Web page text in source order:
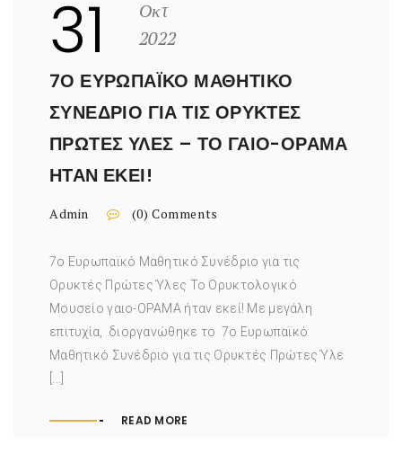
31
Οκτ
2022
7Ο ΕΥΡΩΠΑΪΚΌ ΜΑΘΗΤΙΚΌ
ΣΥΝΈΔΡΙΟ ΓΙΑ ΤΙΣ ΟΡΥΚΤΈΣ
ΠΡΏΤΕΣ ΎΛΕΣ – ΤΟ ΓΑΙΟ-ΟΡΑΜΑ
ΉΤΑΝ ΕΚΕΊ!
Admin (0) Comments
7ο Ευρωπαϊκό Μαθητικό Συνέδριο για τις
Ορυκτές Πρώτες Ύλες Το Ορυκτολογικό
Μουσείο γαιο-ΟΡΑΜΑ ήταν εκεί! Με μεγάλη
επιτυχία, διοργανώθηκε το 7ο Ευρωπαϊκό
Μαθητικό Συνέδριο για τις Ορυκτές Πρώτες Ύλε
[...]
READ MORE